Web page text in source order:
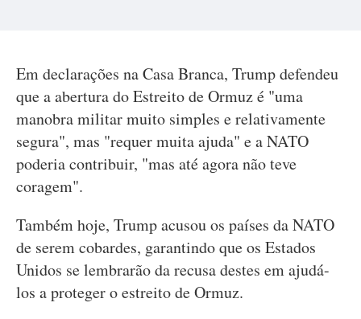
Em declarações na Casa Branca, Trump defendeu
que a abertura do Estreito de Ormuz é "uma
manobra militar muito simples e relativamente
segura", mas "requer muita ajuda" e a NATO
poderia contribuir, "mas até agora não teve
coragem".
Também hoje, Trump acusou os países da NATO
de serem cobardes, garantindo que os Estados
Unidos se lembrarão da recusa destes em ajudá-
los a proteger o estreito de Ormuz.